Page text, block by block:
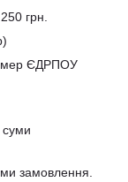
грн.
ЄДРПОУ
суми
замовлення.